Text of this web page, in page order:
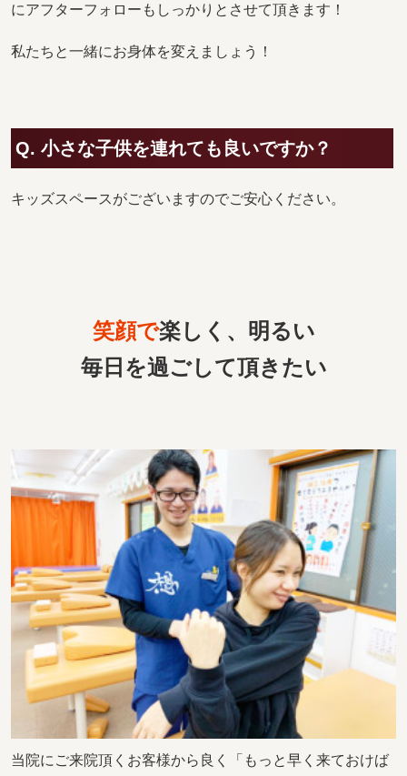
にアフターフォローもしっかりとさせて頂きます！
私たちと一緒にお身体を変えましょう！
Q. 小さな子供を連れても良いですか？
キッズスペースがございますのでご安心ください。
笑顔で楽しく、明るい
毎日を過ごして頂きたい
当院にご来院頂くお客様から良く「もっと早く来ておけば